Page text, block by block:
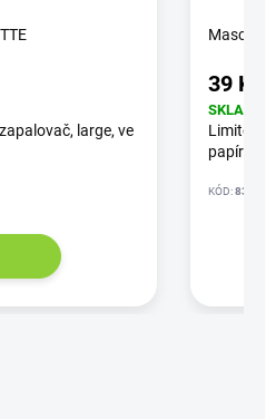
large, ve
39 Kč
papírků
KÓD: